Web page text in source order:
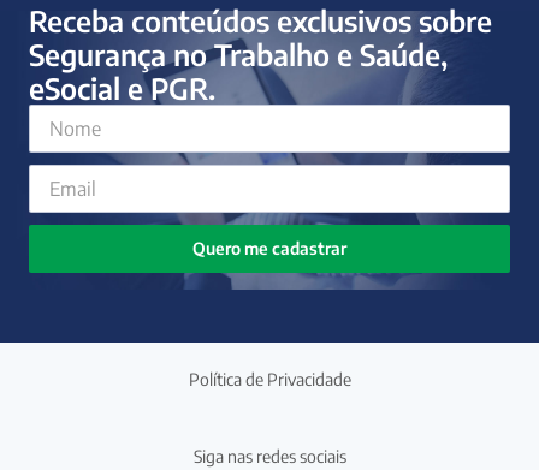
Receba conteúdos exclusivos sobre
Segurança no Trabalho e Saúde,
eSocial e PGR.
Quero me cadastrar
Política de Privacidade
Siga nas redes sociais